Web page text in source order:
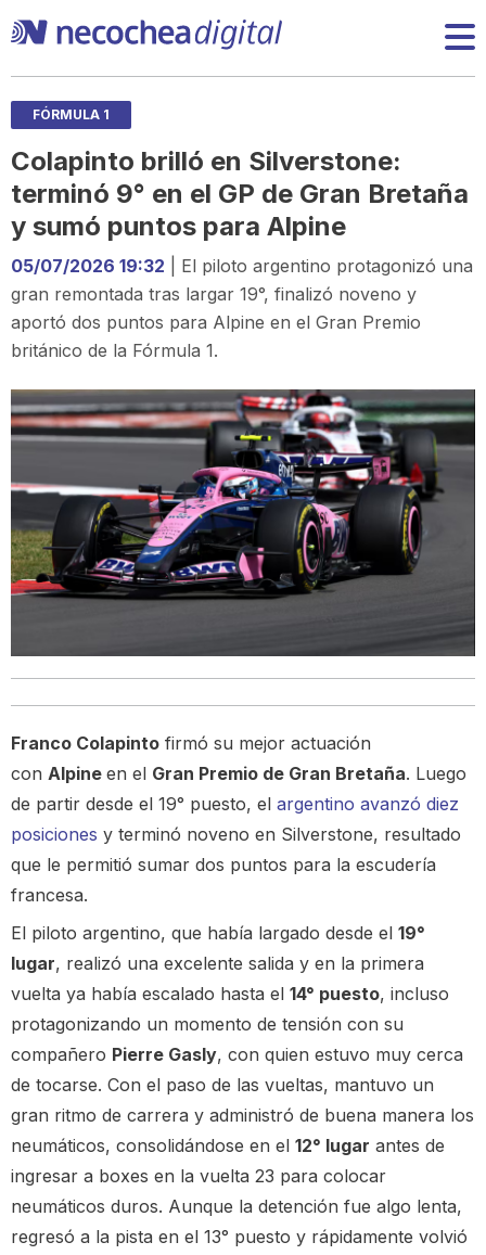
FÓRMULA 1
Colapinto brilló en Silverstone:
terminó 9° en el GP de Gran Bretaña
y sumó puntos para Alpine
05/07/2026 19:32 | El piloto argentino protagonizó una
gran remontada tras largar 19°, finalizó noveno y
aportó dos puntos para Alpine en el Gran Premio
británico de la Fórmula 1.
Franco Colapinto firmó su mejor actuación
con Alpine en el Gran Premio de Gran Bretaña. Luego
de partir desde el 19° puesto, el argentino avanzó diez
posiciones y terminó noveno en Silverstone, resultado
que le permitió sumar dos puntos para la escudería
francesa.
El piloto argentino, que había largado desde el 19°
lugar, realizó una excelente salida y en la primera
vuelta ya había escalado hasta el 14° puesto, incluso
protagonizando un momento de tensión con su
compañero Pierre Gasly, con quien estuvo muy cerca
de tocarse. Con el paso de las vueltas, mantuvo un
gran ritmo de carrera y administró de buena manera los
neumáticos, consolidándose en el 12° lugar antes de
ingresar a boxes en la vuelta 23 para colocar
neumáticos duros. Aunque la detención fue algo lenta,
regresó a la pista en el 13° puesto y rápidamente volvió